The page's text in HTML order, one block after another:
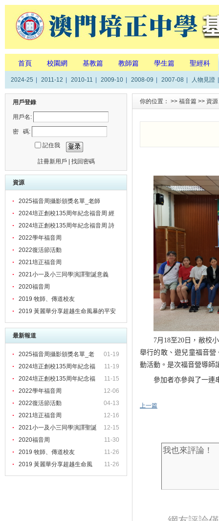
首頁 校園網 基教篇 教師篇 學生篇 聖經科
2024-25 2011-12 2010-11 2009-10 2008-09 2007-08 人物見證
用戶登錄
用戶名:
密 碼:
記住我
註冊新用戶 找回密碼
資源
2025福音周攝影頒獎名單_老師
2024培正創校135周年紀念福音周 經
文
2024培正創校135周年紀念福音周 詩
歌
2022學年福音周
2022復活節活動
2021培正福音周
2021小一及小三同學演譯聖誕意義
2020福音周
2019 牧師、傳道校友
2019 黃麗華分享超越生命風暴的平安
最新報道
01-19
2025福音周攝影頒獎名單_老
11-19
2024培正創校135周年紀念福
11-15
2024培正創校135周年紀念福
12-06
2022學年福音周
04-13
2022復活節活動
12-16
2021培正福音周
12-15
2021小一及小三同學演譯聖誕
11-30
2020福音周
11-26
2019 牧師、傳道校友
11-26
2019 黃麗華分享超越生命風
你的位置： >> 福音篇 >> 資源
7月 18至20日，敝校
舉行的敢、遊兒童福音
動活動。是次福音營導師
參加者亦參與了一連
上一篇